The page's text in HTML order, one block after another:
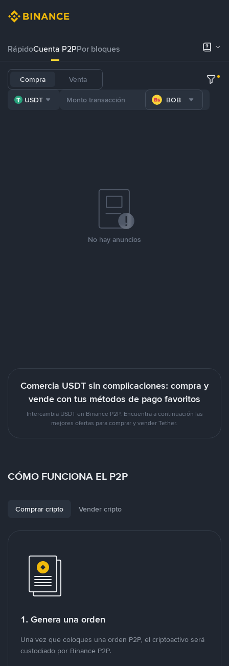
RápidoCuenta P2PPor bloques
Compra Venta
USDT BOB
No hay anuncios
Comercia USDT sin complicaciones: compra y
vende con tus métodos de pago favoritos
Intercambia USDT en Binance P2P. Encuentra a continuación las
mejores ofertas para comprar y vender Tether.
CÓMO FUNCIONA EL P2P
Comprar cripto Vender cripto
1. Genera una orden
Una vez que coloques una orden P2P, el criptoactivo será
custodiado por Binance P2P.